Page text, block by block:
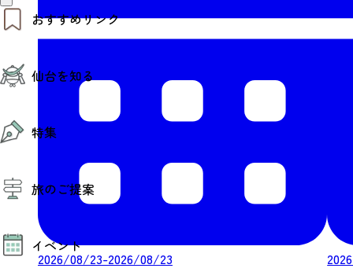
おすすめリンク
モデルコース
エリアガイド
お知らせ
お得なチケット
仙台を知る
仙台の魅力
エリアガイド
仙台観光PR動画ライブラリー
仙台から行く東北周遊旅
伝統的工芸品
特集
夜時間トピックス
旅のご提案
モデルコース
AIおまかせコース
オリジナルプラン
イベント
2026/08/23-2026/08/23